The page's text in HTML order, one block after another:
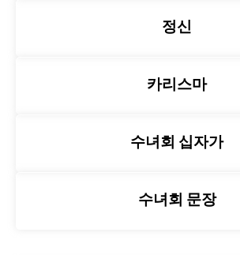
정신
카리스마
수녀회 십자가
수녀회 문장